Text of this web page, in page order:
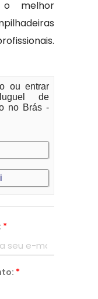
melhor
ou entrar
de
no Brás -
*
*